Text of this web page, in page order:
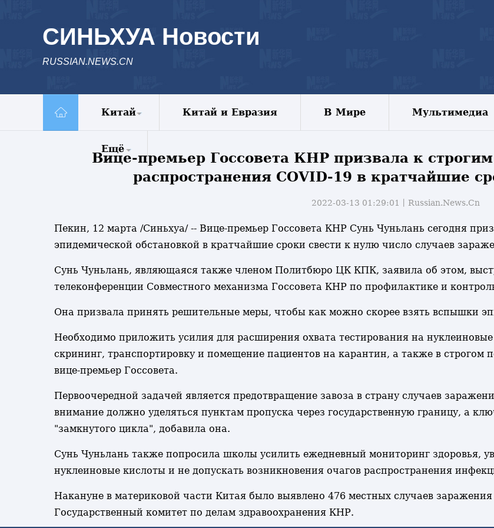
СИНЬХУА Новости
RUSSIAN.NEWS.CN
Китай
Экономика
Китай и Евразия В Мире Мультимедиа
Ещё
Комментарии
Фото
Все новости
Вице-премьер Госсовета КНР призвала к
распространения COVID-19 в кратчайшие
2022-03-13 01:29:01丨 Russian.News.Cn
Пекин, 12 марта /Синьхуа/ -- Вице-премьер Госсовета КНР Сунь Чуньлань сегодня
эпидемической обстановкой в кратчайшие сроки свести к нулю число случаев
Сунь Чуньлань, являющаяся также членом Политбюро ЦК КПК, заявила об этом,
телеконференции Совместного механизма Госсовета КНР по профилактике и
Она призвала принять решительные меры, чтобы как можно скорее взять вспышки
Необходимо приложить усилия для расширения охвата тестирования на
скрининг, транспортировку и помещение пациентов на карантин, а также в строгом
вице-премьер Госсовета.
Первоочередной задачей является предотвращение завоза в страну случаев
внимание должно уделяться пунктам пропуска через государственную границу, а
"замкнутого цикла", добавила она.
Сунь Чуньлань также попросила школы усилить ежедневный мониторинг здоровья,
нуклеиновые кислоты и не допускать возникновения очагов распространения
Накануне в материковой части Китая было выявлено 476 местных случаев
Государственный комитет по делам здравоохранения КНР.